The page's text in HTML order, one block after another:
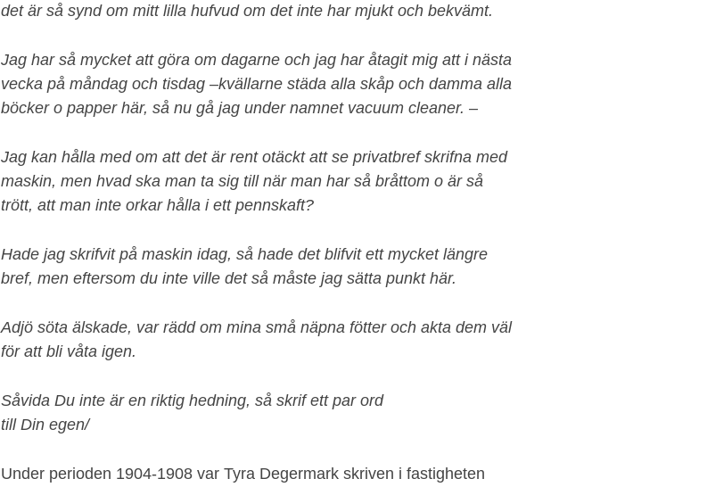
det är så synd om mitt lilla hufvud om det inte har mjukt och bekvämt.
Jag har så mycket att göra om dagarne och jag har åtagit mig att i nästa
vecka på måndag och tisdag –kvällarne städa alla skåp och damma alla
böcker o papper här, så nu gå jag under namnet vacuum cleaner. –
Jag kan hålla med om att det är rent otäckt att se privatbref skrifna med
maskin, men hvad ska man ta sig till när man har så bråttom o är så
trött, att man inte orkar hålla i ett pennskaft?
Hade jag skrifvit på maskin idag, så hade det blifvit ett mycket längre
bref, men eftersom du inte ville det så måste jag sätta punkt här.
Adjö söta älskade, var rädd om mina små näpna fötter och akta dem väl
för att bli våta igen.
Såvida Du inte är en riktig hedning, så skrif ett par ord
till Din egen/
Under perioden 1904-1908 var Tyra Degermark skriven i fastigheten